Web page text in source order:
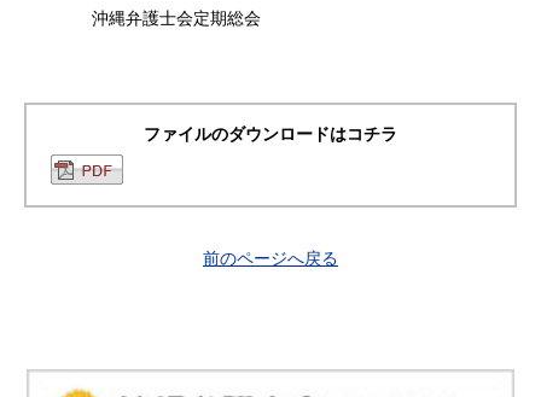
沖縄弁護士会定期総会
ファイルのダウンロードはコチラ
前のページへ戻る